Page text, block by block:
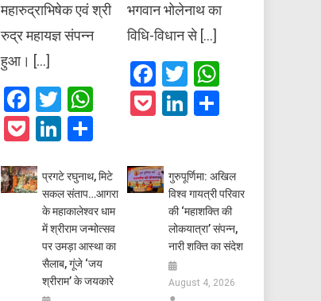
महारुद्राभिषेक एवं श्री
रुद्र महायज्ञ संपन्न
हुआ। […]
Facebook
TwitterWhatsApp
PocketLinkedIn
भगवान भोलेनाथ का
विधि-विधान से […]
Facebook
Twitter
PocketLinkedIn
प्रगटे रघुनाथ, मिटे
सकल संताप…आगरा
के महाकालेश्वर धाम
में श्रीराम जन्मोत्सव
पर उमड़ा आस्था का
सैलाब, गूंजे ‘जय
श्रीराम’ के जयकारे
गुरुपूर्णिमा: अखिल
विश्व गायत्री परिवार
की ‘महाशक्ति की
लोकयात्रा’ संपन्न,
नारी शक्ति का संदेश
August 4, 2026